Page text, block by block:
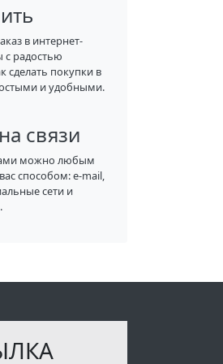
в интернет-
с радостью
сделать покупки в
и удобными.
связи
можно любым
способом: e-mail,
сети и